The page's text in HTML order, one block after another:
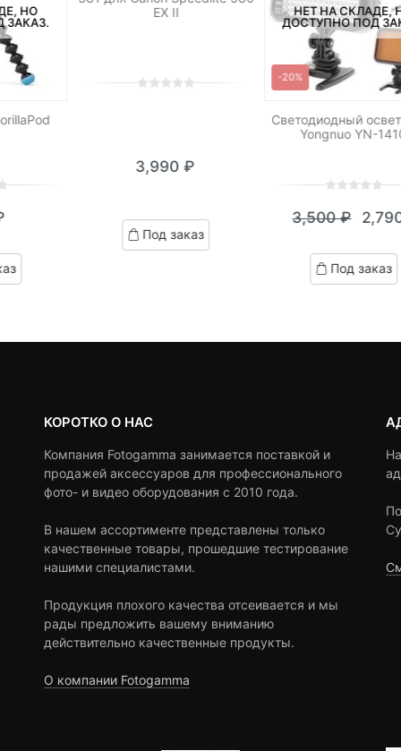
НО
ЗАКАЗ.
EX II
on
3,990₽
Под заказ
НЕТ НА СКЛАДЕ,
ДОСТУПНО ПОД
-20%
Светодиодный
Yongnuo YN-
out
based
on
customer
3,500₽
цена:
Под заказ
КОРОТКО О НАС
Компания Fotogamma занимается поставкой и
продажей аксессуаров для профессионального
фото- и видео оборудования с 2010 года.
В нашем ассортименте представлены только
качественные товары, прошедшие тестирование
нашими специалистами.
Продукция плохого качества отсеивается и мы
рады предложить вашему вниманию
действительно качественные продукты.
О компании Fotogamma